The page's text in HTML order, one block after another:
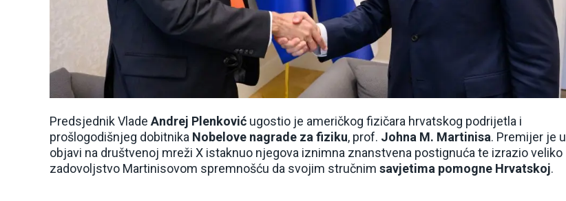
Predsjednik Vlade Andrej Plenković ugostio je američkog fizičara hrvatskog podrijetla i
prošlogodišnjeg dobitnika Nobelove nagrade za fiziku, prof. Johna M. Martinisa. Premijer je u
objavi na društvenoj mreži X istaknuo njegova iznimna znanstvena postignuća te izrazio veliko
zadovoljstvo Martinisovom spremnošću da svojim stručnim savjetima pomogne Hrvatskoj.